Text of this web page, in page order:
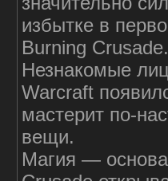
избытке в
Burning Crusade.
Незнакомые
Warcraft
мастерит по-
вещи.
Магия —